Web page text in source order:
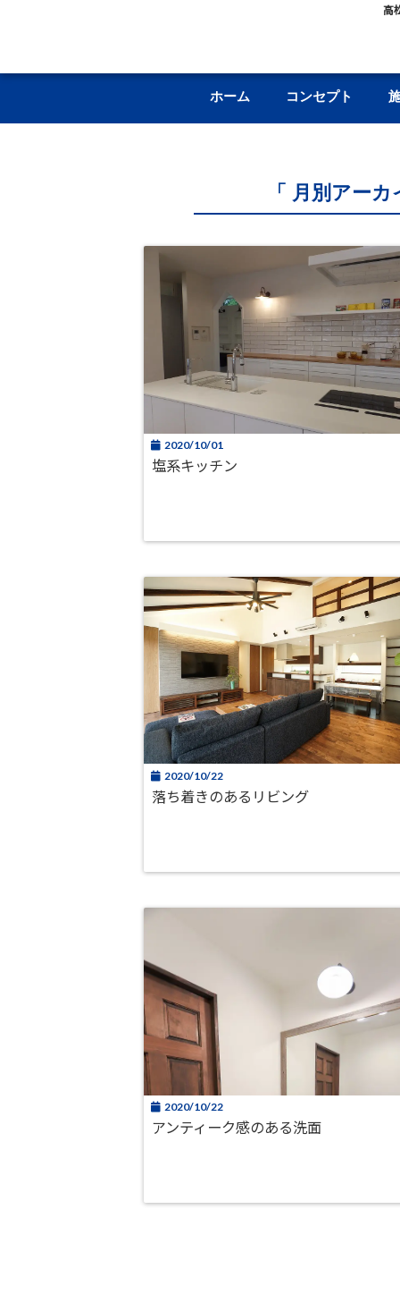
高
ホーム コンセプト
「 月別アー
2020/10/01
塩系キッチン
2020/10/22
落ち着きのあるリビング
2020/10/22
アンティーク感のある洗面